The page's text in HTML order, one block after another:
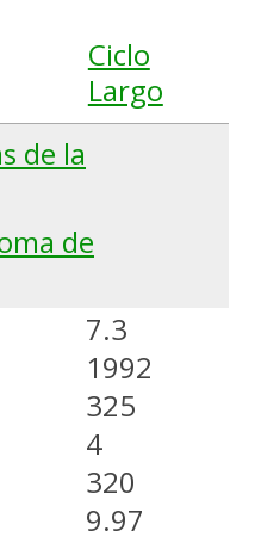
Ciclo
Largo
de la
de
7.3
1992
325
4
320
9.97